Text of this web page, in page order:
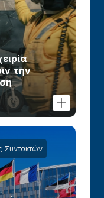
την
Συντακτών